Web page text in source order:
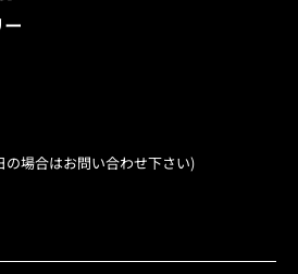
場合はお問い合わせ下さい)